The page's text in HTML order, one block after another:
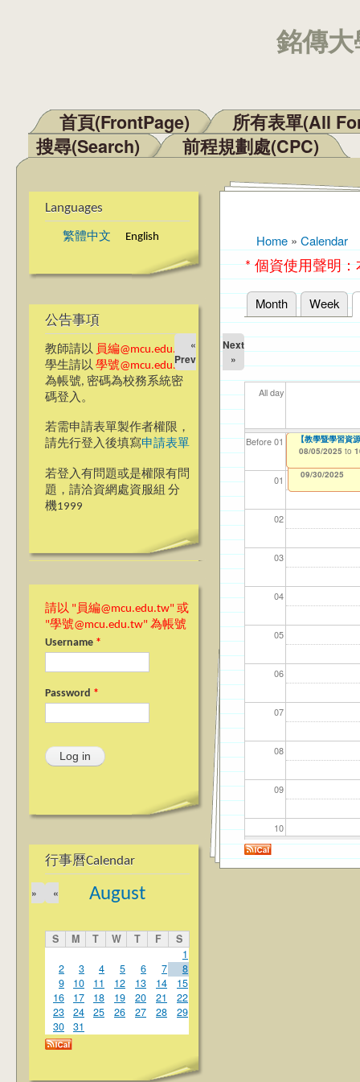
銘傳
Main menu
首頁(FrontPage)
所有表單(All
搜尋(Search)
前程規劃處(CPC)
Languages
繁體中文 English
公告事項
教師請以 員編@mcu.edu.tw
學生請以 學號@mcu.edu.tw
為帳號, 密碼為校務系統密
碼登入。
若需申請表單製作者權限，
請先行登入後填寫申請表單
若登入有問題或是權限有問
題，請洽資網處資服組 分
機1999
請以 "員編@mcu.edu.tw" 或
"學號@mcu.edu.tw" 為帳號
Username *
Password *
行事曆Calendar
August
«
»
S M T W T F
S
1
2
3 4 5 6 7
8
9
10 11 12 13 14
15
16
17 18 19 20 21
22
23
24 25 26 27 28
29
30
31
You are here
Home » Calendar
* 個資使用聲明
Primary tabs
Month Week
«
Prev
Next
»
All day
Before 01
01
02
03
04
05
06
07
08
09
10
11
【資網處】
整合系統～表單
12/31/2027
我愛銘傳我愛養
校區)
09/30/2025
【財
11/
【財
11/
114
04/
114
02/
CDC【桃園校
08/05/2025 to
【教學暨學習
08/05/2025 to